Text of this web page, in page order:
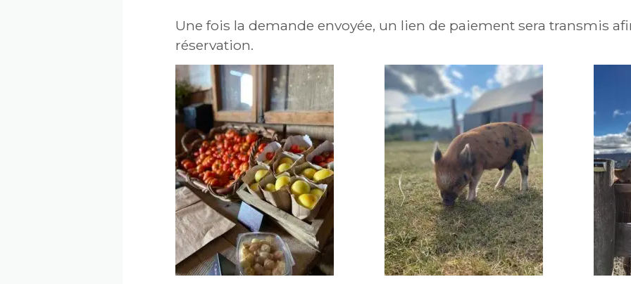
Une fois la demande envoyée, un lien de paiement sera transmis
réservation.